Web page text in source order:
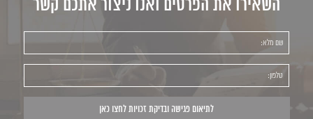
השאירו את הפרטים ואנו ניצור אתכם קשר